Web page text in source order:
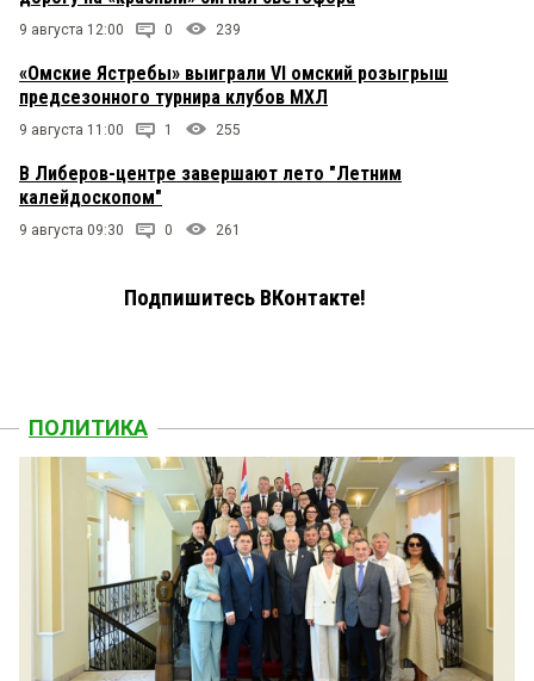
9 августа 12:00 0 239
«Омские Ястребы» выиграли VI омский розыгрыш
предсезонного турнира клубов МХЛ
9 августа 11:00 1 255
В Либеров-центре завершают лето "Летним
калейдоскопом"
9 августа 09:30 0 261
Подпишитесь ВКонтакте!
ПОЛИТИКА